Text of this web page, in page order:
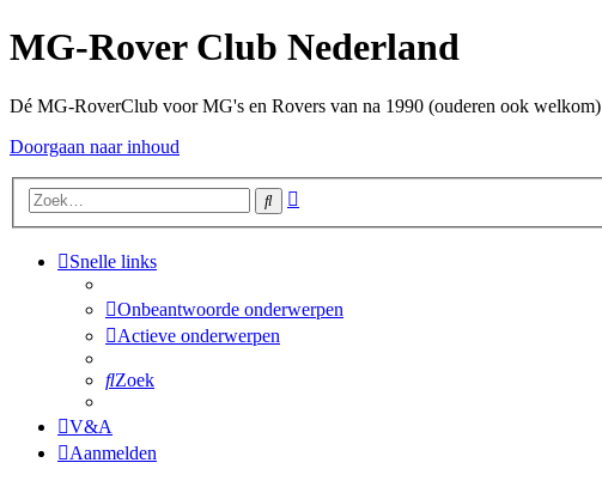
MG-Rover Club Nederland
Dé MG-RoverClub voor MG's en Rovers van na 1990 (ouderen ook welkom)
Doorgaan naar inhoud
Zoek
Snelle links
Onbeantwoorde onderwerpen
Actieve onderwerpen
Zoek
V&A
Aanmelden